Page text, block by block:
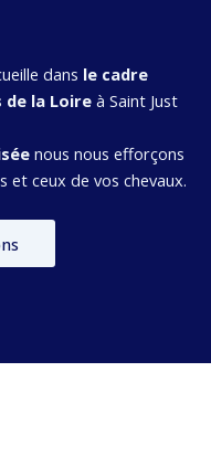
dans le cadre
la Loireà Saint Just
nous nous efforçons
et ceux de vos chevaux.